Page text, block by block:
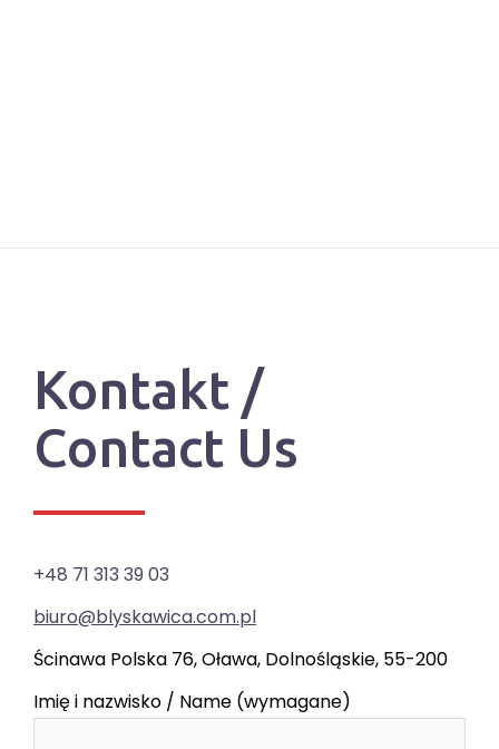
Kontakt /
Contact Us
+48 71 313 39 03
biuro@blyskawica.com.pl
Ścinawa Polska 76, Oława, Dolnośląskie, 55-200
Imię i nazwisko / Name (wymagane)